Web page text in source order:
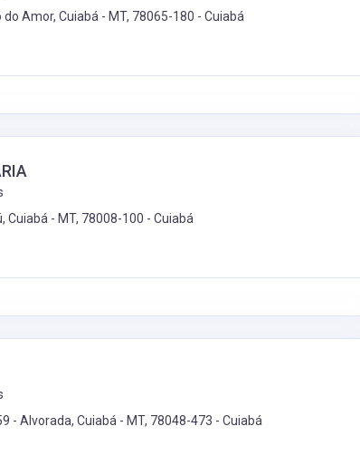
do Amor, Cuiabá - MT, 78065-180 -Cuiabá
Cuiabá - MT, 78008-100 -Cuiabá
- Alvorada, Cuiabá - MT, 78048-473 -Cuiabá